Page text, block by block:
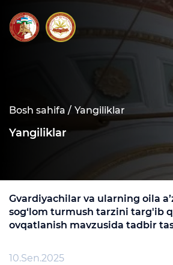
Bosh sahifa / Yangiliklar
Yangiliklar
Gvardiyachilar va ularning oila
sog‘lom turmush tarzini targ'ib
ovqatlanish mavzusida tadbir
10.Sen.2025